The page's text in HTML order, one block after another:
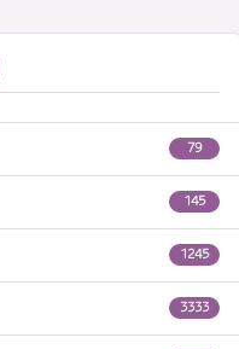
79
145
1245
3333